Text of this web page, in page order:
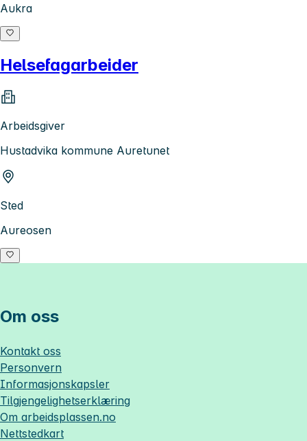
Aukra
Helsefagarbeider
Arbeidsgiver
Hustadvika kommune Auretunet
Sted
Aureosen
Om oss
Kontakt oss
Personvern
Informasjonskapsler
Tilgjengelighetserklæring
Om arbeidsplassen.no
Nettstedkart